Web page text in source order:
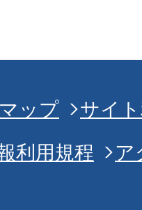
ップ
サイ
利用規程
ア